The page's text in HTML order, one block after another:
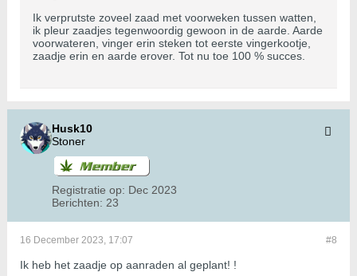
Ik verprutste zoveel zaad met voorweken tussen watten,
ik pleur zaadjes tegenwoordig gewoon in de aarde. Aarde
voorwateren, vinger erin steken tot eerste vingerkootje,
zaadje erin en aarde erover. Tot nu toe 100 % succes.
Husk10
Stoner
Registratie op: Dec 2023
Berichten: 23
#8
16 December 2023, 17:07
Ik heb het zaadje op aanraden al geplant! !